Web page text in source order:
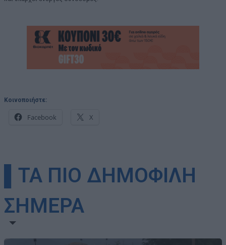
Κοινοποιήστε:
Facebook X
▌ΤΑ ΠΙΟ ΔΗΜΟΦΙΛΗ
ΣΗΜΕΡΑ